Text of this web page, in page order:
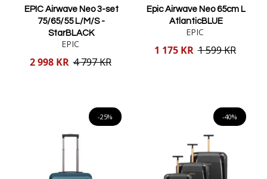
EPIC Airwave Neo 3-set
75/65/55 L/M/S -
StarBLACK
EPIC
Reducerat
2 998 KR 4 797 KR
Epic Airwave Neo 65cm L
AtlanticBLUE
EPIC
Reducerat
1 175 KR 1 599 KR
-25% -40%